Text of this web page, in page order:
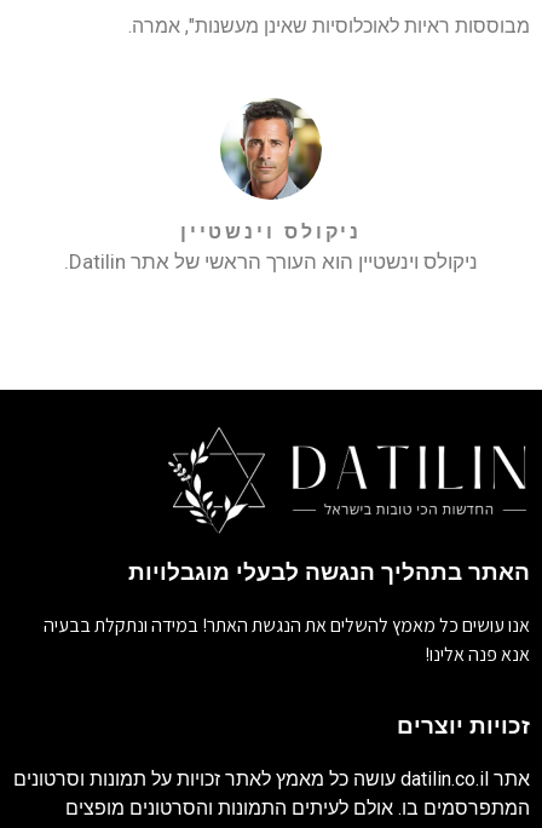
מבוססות ראיות לאוכלוסיות שאינן מעשנות", אמרה.
ניקולס וינשטיין
ניקולס וינשטיין הוא העורך הראשי של אתר Datilin.
האתר בתהליך הנגשה לבעלי מוגבלויות
אנו עושים כל מאמץ להשלים את הנגשת האתר! במידה ונתקלת בבעיה
אנא פנה אלינו!
זכויות יוצרים
אתר datilin.co.il עושה כל מאמץ לאתר זכויות על תמונות וסרטונים
המתפרסמים בו. אולם לעיתים התמונות והסרטונים מופצים